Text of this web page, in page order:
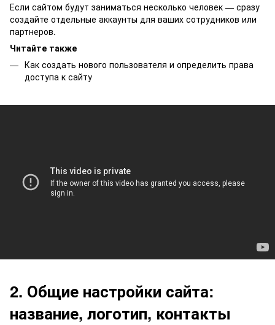
Если сайтом будут заниматься несколько человек — сразу
создайте отдельные аккаунты для ваших сотрудников или
партнеров.
Читайте также
Как создать нового пользователя и определить права
доступа к сайту
2. Общие настройки сайта:
название, логотип, контакты